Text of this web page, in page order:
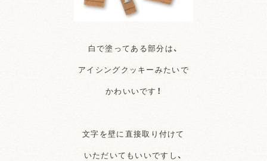
白で塗ってある部分は、
アイシングクッキーみたいで
かわいいです！
文字を壁に直接取り付けて
いただいてもいいですし、